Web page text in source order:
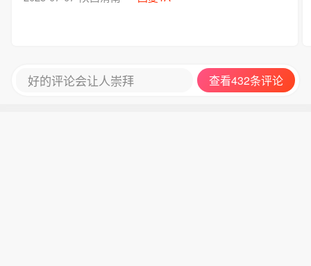
好的评论会让人崇拜 查看432条评论